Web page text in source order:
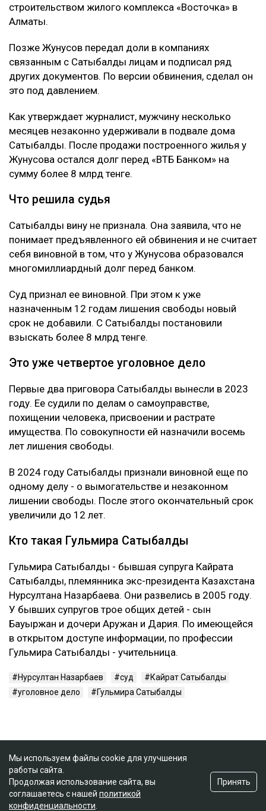
строительством жилого комплекса «Восточка» в
Алматы.
Позже Жунусов передал доли в компаниях
связанным с Сатыбалды лицам и подписал ряд
других документов. По версии обвинения, сделал он
это под давлением.
Как утверждает журналист, мужчину несколько
месяцев незаконно удерживали в подвале дома
Сатыбалды. После продажи построенного жилья у
Жунусова остался долг перед «ВТБ Банком» на
сумму более 8 млрд тенге.
Что решила судья
Сатыбалды вину не признала. Она заявила, что не
понимает предъявленного ей обвинения и не считает
себя виновной в том, что у Жунусова образовался
многомиллиардный долг перед банком.
Суд признал ее виновной. При этом к уже
назначенным 12 годам лишения свободы новый
срок не добавили. С Сатыбалды постановили
взыскать более 8 млрд тенге.
Это уже четвертое уголовное дело
Первые два приговора Сатыбалды вынесли в 2023
году. Ее судили по делам о самоуправстве,
похищении человека, присвоении и растрате
имущества. По совокупности ей назначили восемь
лет лишения свободы.
В 2024 году Сатыбалды признали виновной еще по
одному делу - о вымогательстве и незаконном
лишении свободы. После этого окончательный срок
увеличили до 12 лет.
Кто такая Гульмира Сатыбалды
Гульмира Сатыбалды - бывшая супруга Кайрата
Сатыбалды, племянника экс-президента Казахстана
Нурсултана Назарбаева. Они развелись в 2005 году.
У бывших супругов трое общих детей - сын
Бауыржан и дочери Аружан и Дария. По имеющейся
в открытом доступе информации, по профессии
Гульмира Сатыбалды - учительница.
Нурсултан Назарбаев суд
Кайрат Сатыбалды
уголовное дело
Гульмира Сатыбалды
Мы используем файлы cookie для улучшения
работы сайта.
Продолжая использование сайта, вы
соглашаетесь с нашей политикой
конфиденциальности
Принять